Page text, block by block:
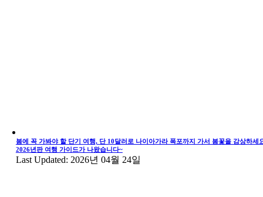
봄에 꼭 가봐야 할 단기 여행, 단 10달러로 나이아가라 폭포까지 가서 봄꽃을 감상하세
2026년판 여행 가이드가 나왔습니다~
Last Updated: 2026년 04월 24일